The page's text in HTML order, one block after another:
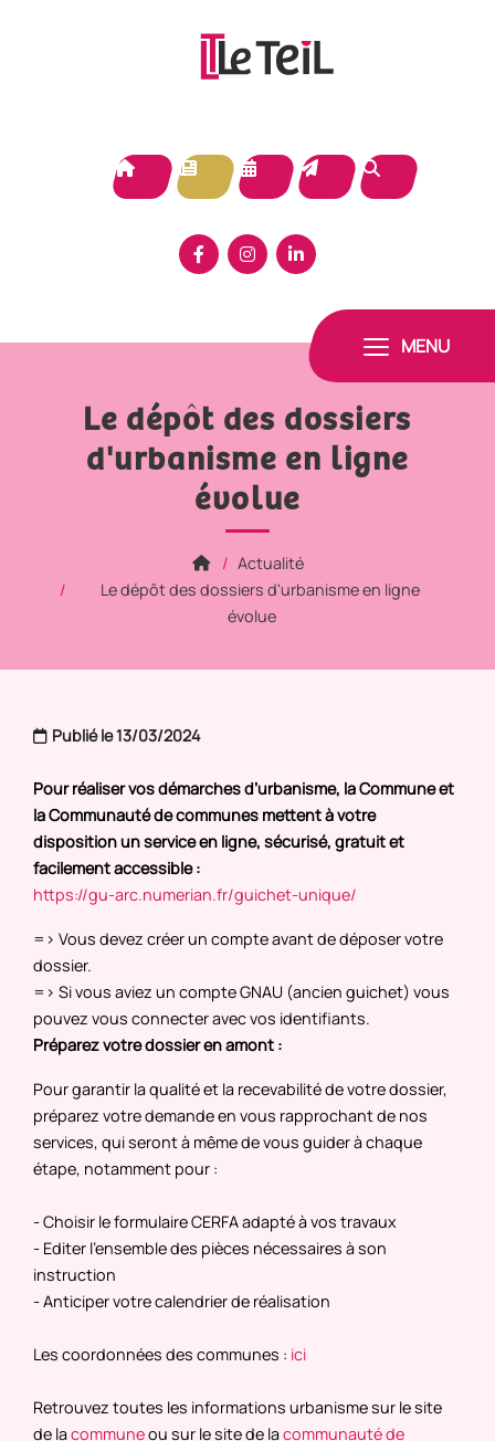
MENU
Le dépôt des dossiers
d'urbanisme en ligne
évolue
Actualité
Le dépôt des dossiers d'urbanisme en ligne
évolue
Publié le 13/03/2024
Pour réaliser vos démarches d’urbanisme, la Commune et
la Communauté de communes mettent à votre
disposition un service en ligne, sécurisé, gratuit et
facilement accessible :
https://gu-arc.numerian.fr/guichet-unique/
=> Vous devez créer un compte avant de déposer votre
dossier.
=> Si vous aviez un compte GNAU (ancien guichet) vous
pouvez vous connecter avec vos identifiants.
Préparez votre dossier en amont :
Pour garantir la qualité et la recevabilité de votre dossier,
préparez votre demande en vous rapprochant de nos
services, qui seront à même de vous guider à chaque
étape, notamment pour :
- Choisir le formulaire CERFA adapté à vos travaux
- Editer l'ensemble des pièces nécessaires à son
instruction
- Anticiper votre calendrier de réalisation
Les coordonnées des communes : ici
Retrouvez toutes les informations urbanisme sur le site
de lacommuneou sur le site de lacommunauté de